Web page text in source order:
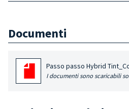
Documenti
Passo passo Hybrid
I documenti sono scaricabili